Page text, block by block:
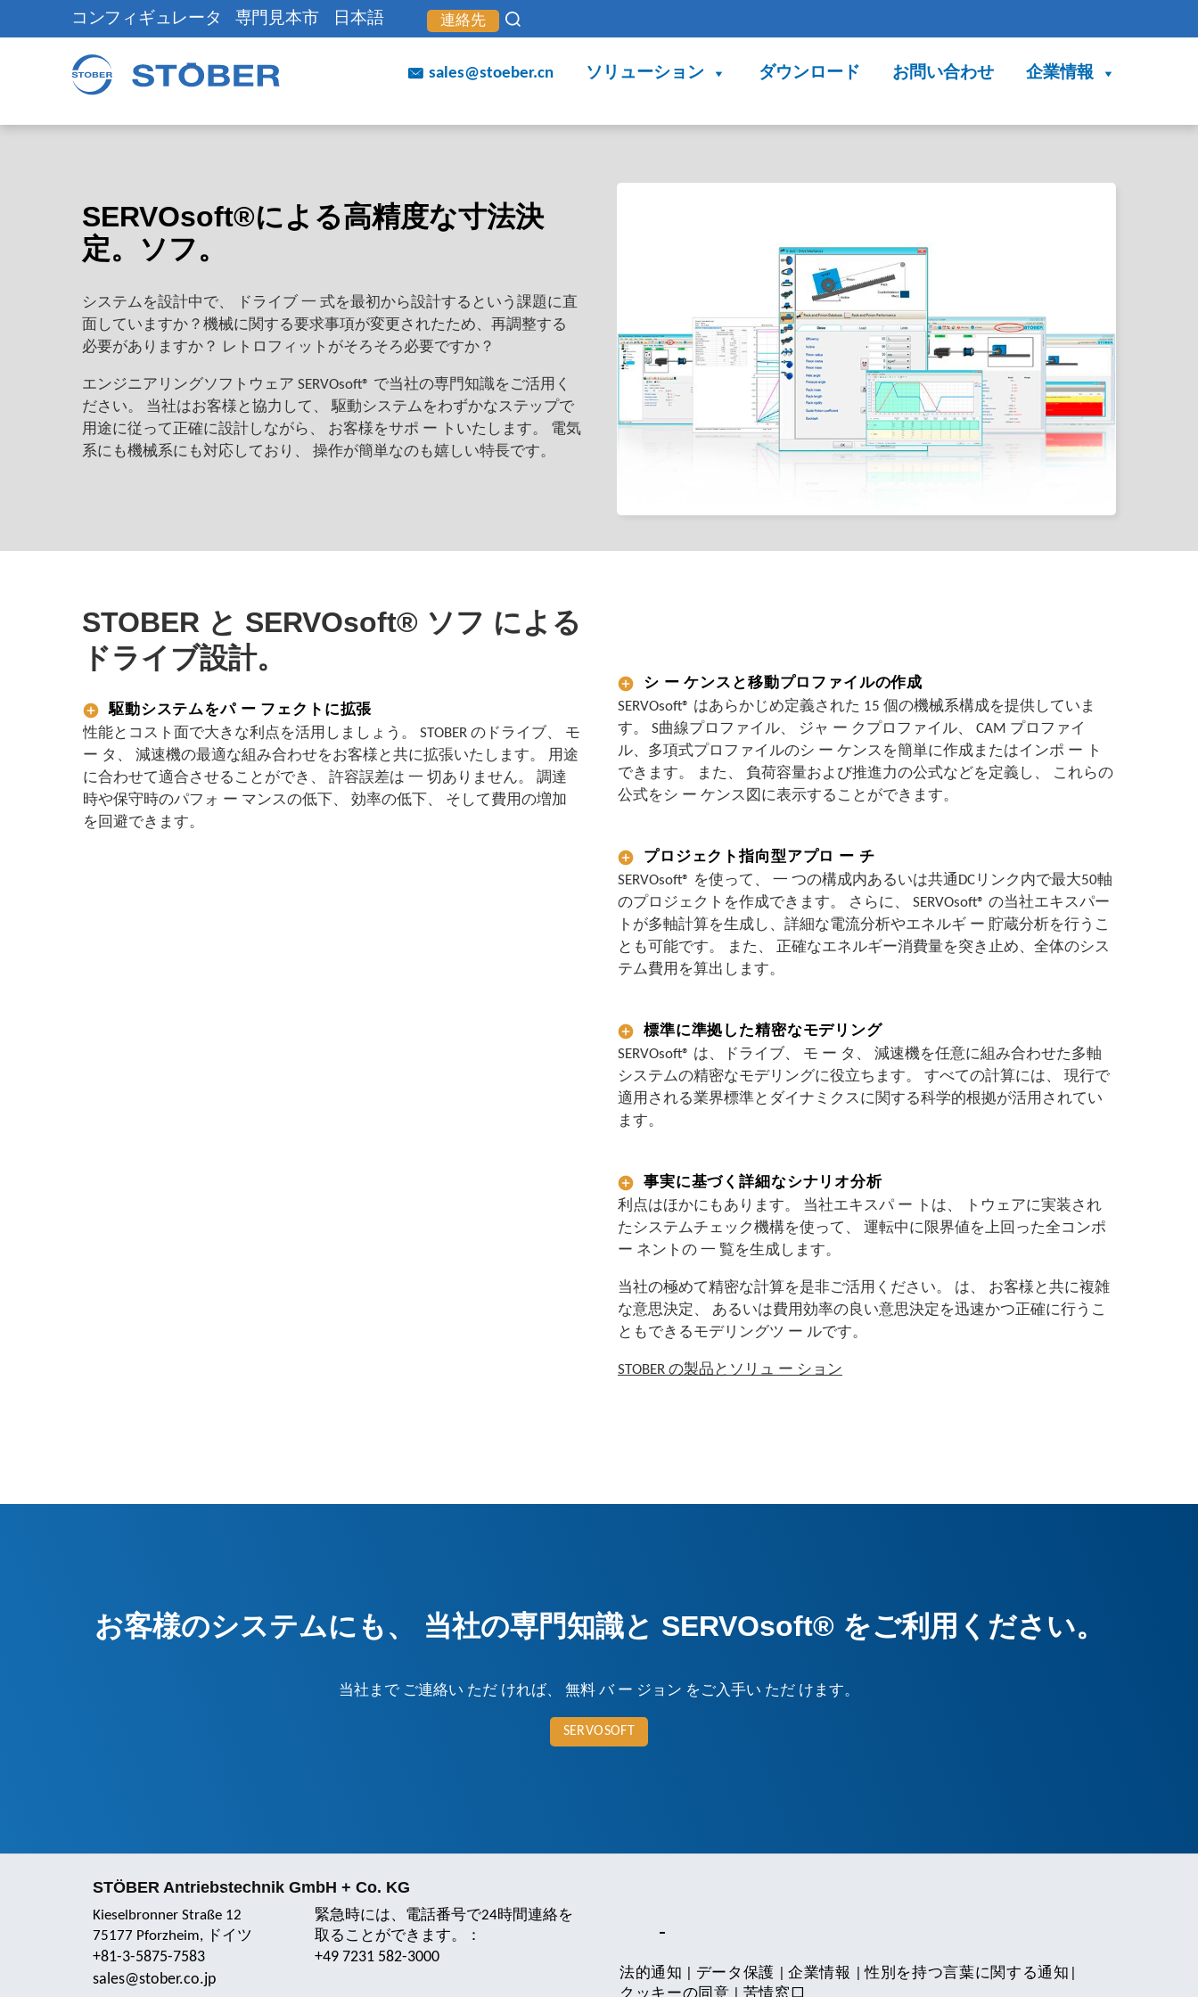
コンフィギュレータ 専門見本市 日本語 連絡先
sales@stoeber.cn ソリューション ダウンロード お問い合わせ 企業情報
SERVOsoft®による高精度な寸法決
定。ソフ。
システムを設計中で、 ドライブ 一 式を最初から設計するという課題に直
面していますか？機械に関する要求事項が変更されたため、再調整する
必要がありますか？ レトロフィットがそろそろ必要ですか？
エンジニアリングソフトウェア SERVOsoft® で当社の専門知識をご活用く
ださい。 当社はお客様と協力して、 駆動システムをわずかなステップで
用途に従って正確に設計しながら、 お客様をサポ ー トいたします。 電気
系にも機械系にも対応しており、 操作が簡単なのも嬉しい特長です。
STOBER と SERVOsoft® ソフ による
ドライブ設計。
駆動システムをパ ー フェクトに拡張
性能とコスト面で大きな利点を活用しましょう。 STOBER のドライブ、 モ
ー タ、 減速機の最適な組み合わせをお客様と共に拡張いたします。 用途
に合わせて適合させることができ、 許容誤差は 一 切ありません。 調達
時や保守時のパフォ ー マンスの低下、 効率の低下、 そして費用の増加
を回避できます。
シ ー ケンスと移動プロファイルの作成
SERVOsoft® はあらかじめ定義された 15 個の機械系構成を提供していま
す。 S曲線プロファイル、 ジャ ー クプロファイル、 CAM プロファイ
ル、多項式プロファイルのシ ー ケンスを簡単に作成またはインポ ー ト
できます。 また、 負荷容量および推進力の公式などを定義し、 これらの
公式をシ ー ケンス図に表示することができます。
プロジェクト指向型アプロ ー チ
SERVOsoft® を使って、 一 つの構成内あるいは共通DCリンク内で最大50軸
のプロジェクトを作成できます。 さらに、 SERVOsoft® の当社エキスパー
トが多軸計算を生成し、詳細な電流分析やエネルギ ー 貯蔵分析を行うこ
とも可能です。 また、 正確なエネルギー消費量を突き止め、全体のシス
テム費用を算出します。
標準に準拠した精密なモデリング
SERVOsoft® は、ドライブ、 モ ー タ、 減速機を任意に組み合わせた多軸
システムの精密なモデリングに役立ちます。 すべての計算には、 現行で
適用される業界標準とダイナミクスに関する科学的根拠が活用されてい
ます。
事実に基づく詳細なシナリオ分析
利点はほかにもあります。 当社エキスパ ー トは、 トウェアに実装され
たシステムチェック機構を使って、 運転中に限界値を上回った全コンポ
ー ネントの 一 覧を生成します。
当社の極めて精密な計算を是非ご活用ください。 は、 お客様と共に複雑
な意思決定、 あるいは費用効率の良い意思決定を迅速かつ正確に行うこ
ともできるモデリングツ ー ルです。
STOBER の製品とソリュ ー ション
お客様のシステムにも、 当社の専門知識と SERVOsoft® をご利用ください。
当社まで ご連絡い ただ ければ、 無料 バ ー ジョン をご入手い ただ けます。
SERVOSOFT
STÖBER Antriebstechnik GmbH + Co. KG
Kieselbronner Straße 12
75177 Pforzheim, ドイツ
+81-3-5875-7583
sales@stober.co.jp
緊急時には、電話番号で24時間連絡を
取ることができます。：
+49 7231 582-3000
法的通知 データ保護 |企業情報 |性別を持つ言葉に関する通知
クッキーの同意
苦情窓口